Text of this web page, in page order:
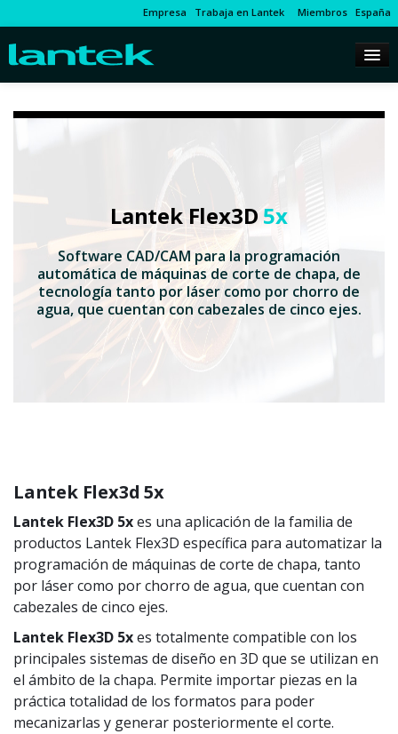
Empresa Trabaja en Lantek Miembros España
Lantek Flex3D 5x
Software CAD/CAM para la programación
automática de máquinas de corte de chapa, de
tecnología tanto por láser como por chorro de
agua, que cuentan con cabezales de cinco ejes.
Lantek Flex3d 5x
Lantek Flex3D 5xes una aplicación de la familia de
productos Lantek Flex3D específica para automatizar la
programación de máquinas de corte de chapa, tanto
por láser como por chorro de agua, que cuentan con
cabezales de cinco ejes.
Lantek Flex3D 5xes totalmente compatible con los
principales sistemas de diseño en 3D que se utilizan en
el ámbito de la chapa. Permite importar piezas en la
práctica totalidad de los formatos para poder
mecanizarlas y generar posteriormente el corte.